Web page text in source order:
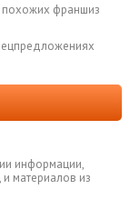
франшиз
информации,
материалов из